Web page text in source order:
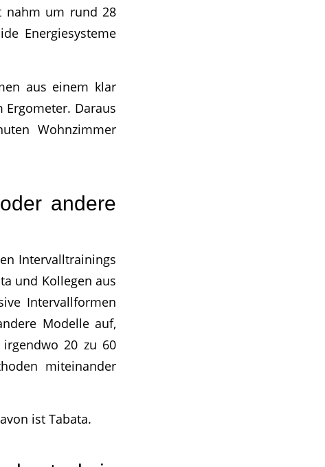
nahm um rund 28
Energiesysteme
aus einem klar
Daraus
Wohnzimmer
andere
Intervalltrainings
und Kollegen aus
Intervallformen
Modelle auf,
20 zu 60
miteinander
ist Tabata.